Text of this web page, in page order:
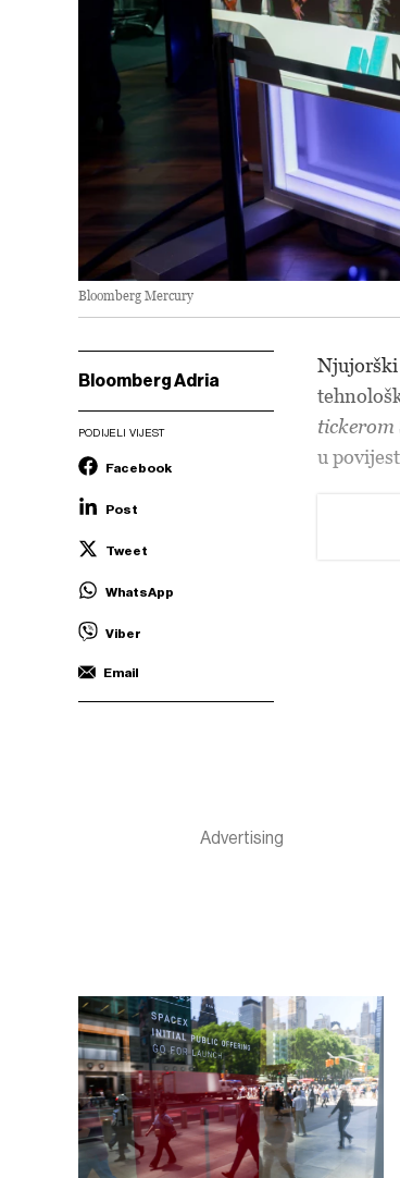
Bloomberg Mercury
Bloomberg Adria
PODIJELI VIJEST
Facebook
Post
Tweet
WhatsApp
Viber
Email
Njujorški
tickerom
u